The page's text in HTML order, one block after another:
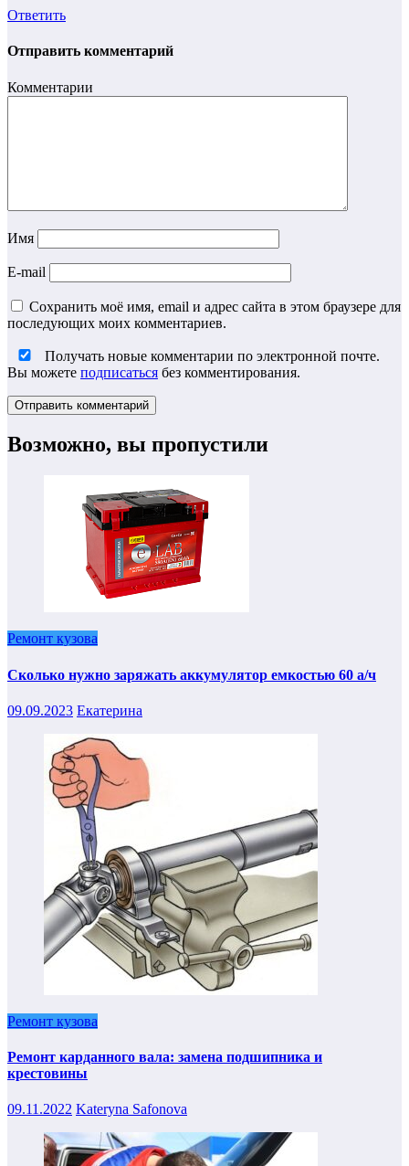
Ответить
Отправить комментарий
Комментарии
Имя
E-mail
Сохранить моё имя, email и адрес сайта в этом браузере для
последующих моих комментариев.
Получать новые комментарии по электронной почте.
Вы можете подписаться без комментирования.
Возможно, вы пропустили
Ремонт кузова
Сколько нужно заряжать аккумулятор емкостью 60 а/ч
09.09.2023 Екатерина
Ремонт кузова
Ремонт карданного вала: замена подшипника и
крестовины
09.11.2022 Kateryna Safonova